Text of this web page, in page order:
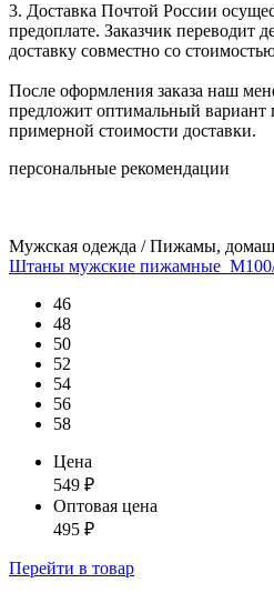
3. Доставка Почтой России
предоплате. Заказчик переводит
доставку совместно со стоимостью
После оформления заказа наш
предложит оптимальный вариант
примерной стоимости доставки.
персональные рекомендации
Мужская одежда / Пижамы,
Штаны мужские
46
48
50
52
54
56
58
Цена
549 ₽
Оптовая цена
495 ₽
Перейти в товар